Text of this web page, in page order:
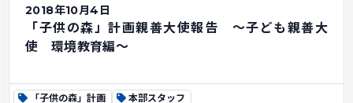
2018年10月4日
「子供の森」計画親善大使報告 ～子ども親善大
使 環境教育編～
「子供の森」計画 本部スタッフ